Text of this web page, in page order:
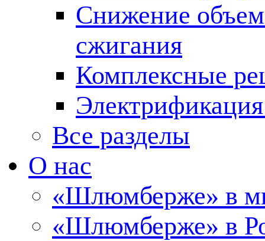
Снижение
сжигания
Комплексные
Все разделы
О нас
«Шлюмберже» в
«Шлюмберже» в